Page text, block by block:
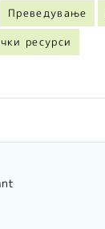
Преведување
ресурси